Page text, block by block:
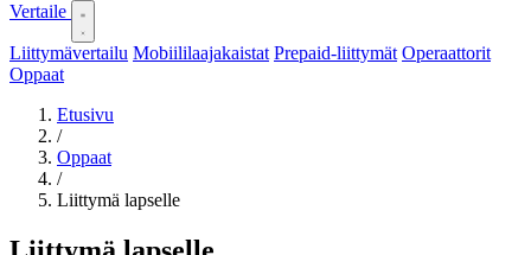
Vertaile
Liittymävertailu Mobiililaajakaistat Prepaid-liittymät Operaattorit
Oppaat
Etusivu
/
Oppaat
/
Liittymä lapselle